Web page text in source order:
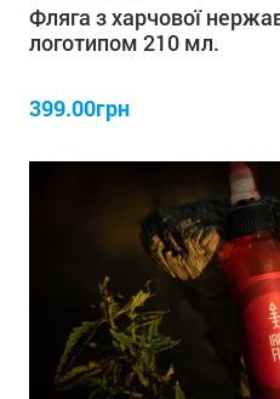
Фляга з харчової
логотипом 210 мл.
399.00грн